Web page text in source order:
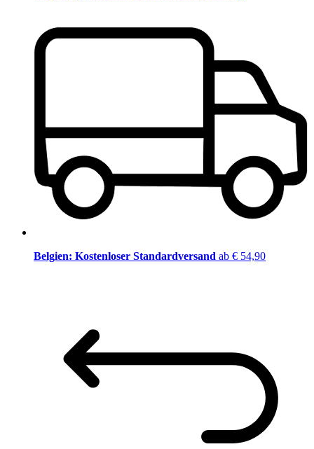
Belgien: Kostenloser Standardversand ab € 54,90